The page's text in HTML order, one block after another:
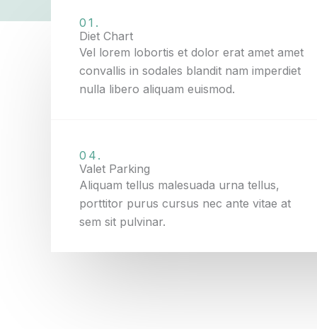
01.
Diet Chart
Vel lorem lobortis et dolor erat amet amet
convallis in sodales blandit nam imperdiet
nulla libero aliquam euismod.
04.
Valet Parking
Aliquam tellus malesuada urna tellus,
porttitor purus cursus nec ante vitae at
sem sit pulvinar.